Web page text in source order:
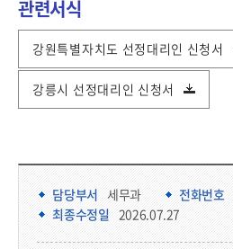
관련서식
강원특별자치도 선정대리인 신청서
강릉시 선정대리인 신청서
담당부서 정보 & 컨텐츠 만족도 조사 & 공공저작물 자유이용 허락 표시
담당부서 세무과 전화번호
최종수정일 2026.07.27